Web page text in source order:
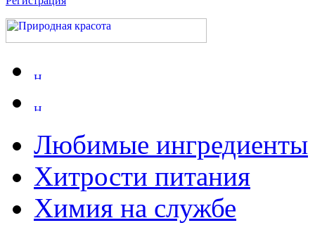
Любимые ингредиенты
Хитрости питания
Химия на службе